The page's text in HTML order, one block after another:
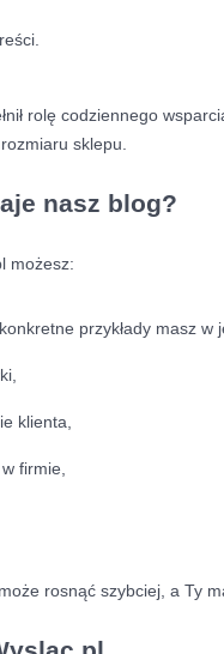
rolę codziennego
sklepu.
nasz blog?
możesz:
przykłady masz w
klienta,
firmie,
rosnąć szybciej, a Ty